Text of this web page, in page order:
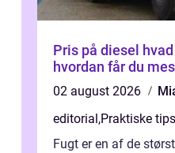
Pris på diesel hvad påvirker den, og
hvordan får du
02 august 2026
editorial,Praktiske
Fugt er en af de